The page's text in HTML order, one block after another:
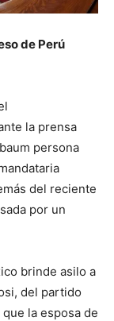
de Perú
la prensa
persona
del reciente
por un
brinde asilo a
del partido
la esposa de